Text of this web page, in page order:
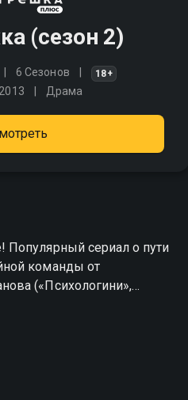
(сезон 2)
6 Сезонов 18+
2013 Драма
сериал о пути
команды от
(«Психологини»,
но стремятся к
получается не
и регулярных